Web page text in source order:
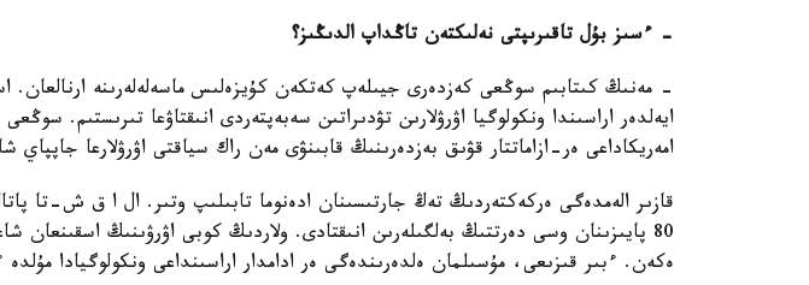
- ءسىز بۇل تاقىرىپتى نەلىكتەن تاڭداپ الدىڭىز؟
- مەنىڭ كىتابىم سوڭعى كەزدەرى جيىلەپ كەتكەن كۇيزەلىس ماسەلەلەرىنە ارنالعان.
ايەلدەر اراسىندا ونكولوگيا اۋرۋلارىن تۋدىراتىن سەبەپتەردى انىقتاۋعا تىرىستىم.
امەريكاداعى ەر-ازاماتتار قۋىق بەزدەرىنىڭ قابىنۋى مەن راك سياقتى اۋرۋلارعا جاپپاي
قازىر الەمدەگى ەركەكتەردىڭ تەڭ جارتىسىنان ادەنوما تابىلىپ وتىر. ال ا ق ش-تا
80 پايىزىنان وسى دەرتتىڭ بەلگىلەرىن انىقتادى. ولاردىڭ كوبى اۋرۋىنىڭ اسقىنعان
ەكەن. ءبىر قىزىعى، مۇسىلمان ەلدەرىندەگى ەر ادامدار اراسىنداعى ونكولوگيادا